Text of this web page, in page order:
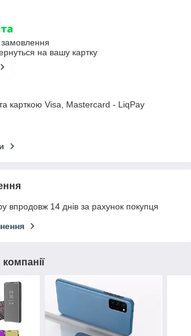
на вашу картку
карткою Visa, Mastercard - LiqPay
впродовж 14 днів за рахунок покупця